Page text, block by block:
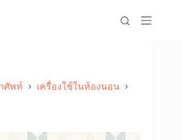
ศัพท์
เครื่องใช้ในห้องนอน